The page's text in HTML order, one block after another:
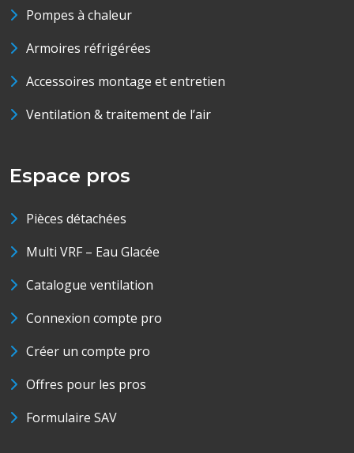
Pompes à chaleur
Armoires réfrigérées
Accessoires montage et entretien
Ventilation & traitement de l’air
Espace pros
Pièces détachées
Multi VRF – Eau Glacée
Catalogue ventilation
Connexion compte pro
Créer un compte pro
Offres pour les pros
Formulaire SAV